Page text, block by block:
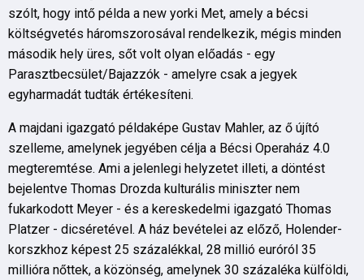
szólt, hogy intő példa a new yorki Met, amely a bécsi
költségvetés háromszorosával rendelkezik, mégis minden
második hely üres, sőt volt olyan előadás - egy
Parasztbecsület/Bajazzók - amelyre csak a jegyek
egyharmadát tudták értékesíteni.
A majdani igazgató példaképe Gustav Mahler, az ő újító
szelleme, amelynek jegyében célja a Bécsi Operaház 4.0
megteremtése. Ami a jelenlegi helyzetet illeti, a döntést
bejelentve Thomas Drozda kulturális miniszter nem
fukarkodott Meyer - és a kereskedelmi igazgató Thomas
Platzer - dicséretével. A ház bevételei az előző, Holender-
korszkhoz képest 25 százalékkal, 28 millió euróról 35
millióra nőttek, a közönség, amelynek 30 százaléka külföldi,